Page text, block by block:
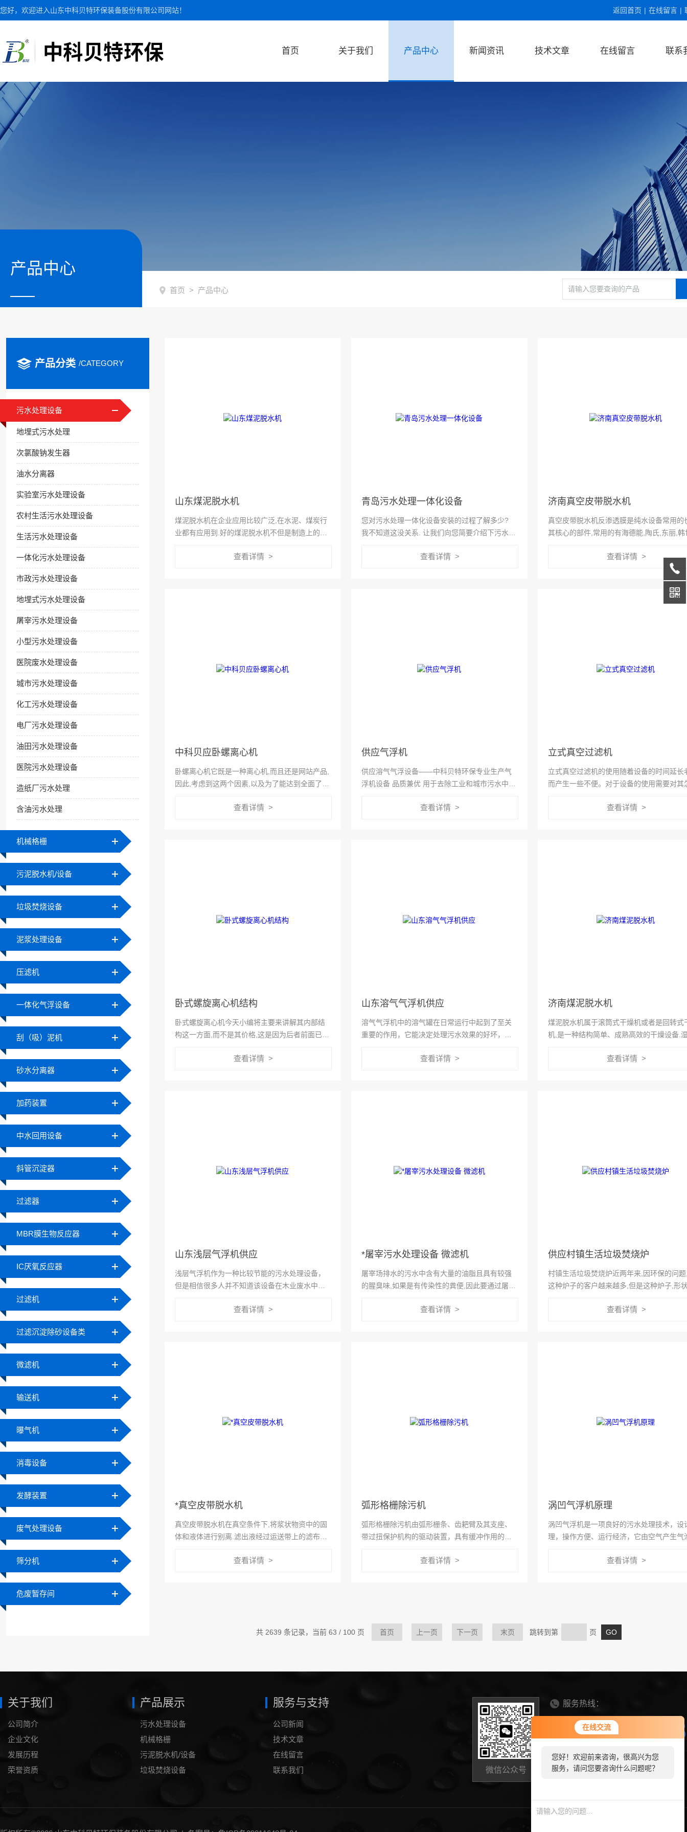
在线交流
您好！欢迎前来咨询，很高兴为您
服务，请问您要咨询什么问题呢？
您好，看您停留很久了，是否找到
了需求产品，您可以直接在线与我
在线交流
您好！欢迎前来咨询，很高兴为您
服务，请问您要咨询什么问题呢？
您好，欢迎进入山东中科贝特环保装备股份有限公司网站！ 返回首页 | 在线留言 |
首页 关于我们 产品中心 新闻资讯 技术文章 在线留言 联系
产品中心
首页 > 产品中心
产品分类 /CATEGORY
污水处理设备
地埋式污水处理
次氯酸钠发生器
油水分离器
实验室污水处理设备
农村生活污水处理设备
生活污水处理设备
一体化污水处理设备
市政污水处理设备
地埋式污水处理设备
屠宰污水处理设备
小型污水处理设备
医院废水处理设备
城市污水处理设备
化工污水处理设备
电厂污水处理设备
油田污水处理设备
医院污水处理设备
造纸厂污水处理
含油污水处理
机械格栅
污泥脱水机/设备
垃圾焚烧设备
泥浆处理设备
压滤机
一体化气浮设备
刮（吸）泥机
砂水分离器
加药装置
中水回用设备
斜管沉淀器
过滤器
MBR膜生物反应器
IC厌氧反应器
过滤机
过滤沉淀除砂设备类
微滤机
输送机
曝气机
消毒设备
发酵装置
废气处理设备
筛分机
危废暂存间
山东煤泥脱水机
煤泥脱水机在企业应用比较广泛,在水泥、煤炭行
业都有应用到.好的煤泥脱水机不但是制造上的成
户所运用,所以广大用户朋友记得定期检查烘干机,
查看详情 >
青岛污水处理一体化设备
您对污水处理一体化设备安装的过程了解多少?
我不知道这没关系. 让我们向您简要介绍下污水处
查看详情 >
济南真空皮带脱水机
真空皮带脱水机反渗透膜是纯水设备常用的
其核心的部件,常用的有海德能,陶氏,东丽,韩
要做好反渗透膜的保存,为了防止在存储期
查看详情 >
中科贝应卧螺离心机
卧螺离心机它既是一种离心机,而且还是网站产品,
因此,考虑到这两个因素,以及为了能达到全面了解
不可避免的,而且也是不能马虎的.所以,就有了这
查看详情 >
供应气浮机
供应溶气气浮设备——中科贝特环保专业生产气
浮机设备 品质兼优 用于去除工业和城市污水中的
剂的帮助下，可以*上降低污水中的SS和COD
查看详情 >
立式真空过滤机
立式真空过滤机的使用随着设备的时间延长
而产生一些不便。对于设备的使用需要对其
查看详情 >
卧式螺旋离心机结构
卧式螺旋离心机今天小编将主要来讲解其内部结
构这一方面,而不是其价格,这是因为后者前面已
家能够在这一方面清楚明白,没有任何疑问.那下
查看详情 >
山东溶气气浮机供应
溶气气浮机中的溶气罐在日常运行中起到了至关
重要的作用，它能决定处理污水效果的好坏，那
来具体讲解一下吧。查看详情 >
济南煤泥脱水机
煤泥脱水机属于滚筒式干燥机或者是回转式
机,是一种结构简单、成熟高效的干燥设备.
果好,深受广大矿山行业的喜爱.随着国家建
查看详情 >
山东浅层气浮机供应
浅层气浮机作为一种比较节能的污水处理设备，
但是相信很多人并不知道该设备在木业废水中有
哪些作用呢？接下来就给大家来总结一下吧。
查看详情 >
*屠宰污水处理设备 微滤机
屠宰场排水的污水中含有大量的油脂且具有较强
的腥臭味,如果是有传染性的粪便,因此要通过屠宰
备的排水装置以下要求才可以:
查看详情 >
供应村镇生活垃圾焚烧炉
村镇生活垃圾焚烧炉近两年来,因环保的问
这种炉子的客户越来越多,但是这种炉子,形
那么小炉子如何在内衬上使用耐火材料施工
查看详情 >
*真空皮带脱水机
真空皮带脱水机在真空条件下,将浆状物资中的固
体和液体进行别离.滤出液经过运送带上的滤布排
的一毓空气分配盒的空气发生的低砡空气垫支撑
查看详情 >
弧形格栅除污机
弧形格栅除污机由弧形栅条、齿耙臂及其支座、
带过扭保护机构的驱动装置，具有缓冲作用的撇
单了解一下弧形格栅除污机的工作原理是怎样
查看详情 >
涡凹气浮机原理
涡凹气浮机是一项良好的污水处理技术，设
理，操作方便、运行经济，它由空气产生气
质。但是大家对它在在污水处理中原理有多
查看详情 >
共 2639 条记录，当前 63 / 100 页 首页 上一页 下一页 末页 跳转到第 页
关于我们
公司简介
企业文化
发展历程
荣誉资质
产品展示
污水处理设备
机械格栅
污泥脱水机/设备
垃圾焚烧设备
服务与支持
公司新闻
技术文章
在线留言
联系我们
微信公众号
服务热线：
0536-
山东省诸城市芦河大道8358号